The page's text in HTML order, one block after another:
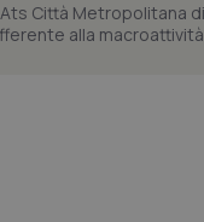
Ats Città Metropolitana
alla